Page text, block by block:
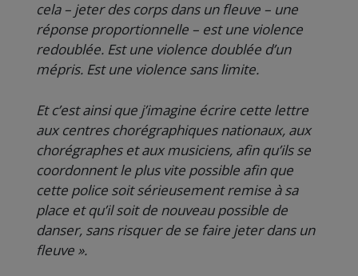
cela – jeter des corps dans un fleuve – une
réponse proportionnelle – est une violence
redoublée. Est une violence doublée d’un
mépris. Est une violence sans limite.
Et c’est ainsi que j’imagine écrire cette lettre
aux centres chorégraphiques nationaux, aux
chorégraphes et aux musiciens, afin qu’ils se
coordonnent le plus vite possible afin que
cette police soit sérieusement remise à sa
place et qu’il soit de nouveau possible de
danser, sans risquer de se faire jeter dans un
fleuve ».